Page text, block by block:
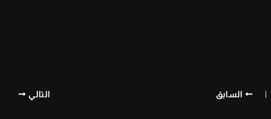
السابق التالي